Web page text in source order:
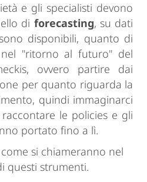
e gli specialisti devono
di forecasting, su dati
disponibili, quanto di
"ritorno al futuro" del
ovvero partire dai
per quanto riguarda la
quindi immaginarci
le policies e gli
portato fino a lì.
si chiameranno nel
questi strumenti.